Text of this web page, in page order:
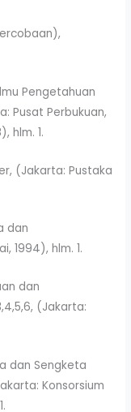
Pengetahuan
Pusat Perbukuan,
hlm. 1.
(Jakarta: Pustaka
dan
1994), hlm. 1.
dan
(Jakarta:
dan Sengketa
Konsorsium